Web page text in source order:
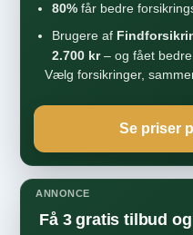
80% får bedre
Brugere af
2.700 kr– og fået
Vælg forsikringer,
Se priser
ANNONCE
Få 3 gratis tilbud